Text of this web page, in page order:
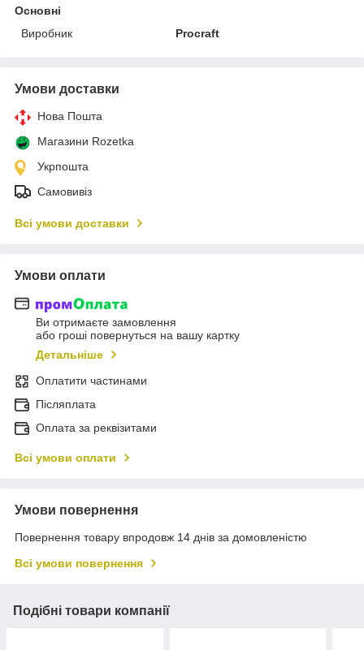
Основні
Виробник
Procraft
Умови доставки
Нова Пошта
Магазини Rozetka
Укрпошта
Самовивіз
Всі умови доставки
Умови оплати
Ви отримаєте замовлення
або гроші повернуться на вашу картку
Детальніше
Оплатити частинами
Післяплата
Оплата за реквізитами
Всі умови оплати
Умови повернення
Повернення товару впродовж 14 днів за домовленістю
Всі умови повернення
Подібні товари компанії